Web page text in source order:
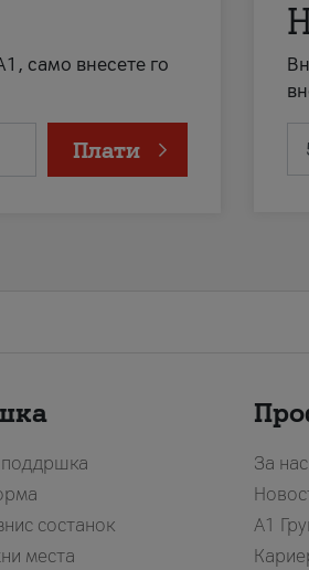
само внесете го
Плати
поддршка
состанок
места
За нас
А1